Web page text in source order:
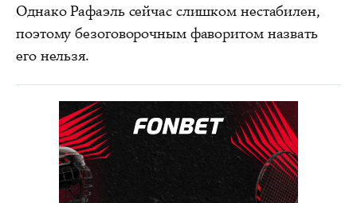
Однако Рафаэль сейчас слишком нестабилен,
поэтому безоговорочным фаворитом назвать
его нельзя.